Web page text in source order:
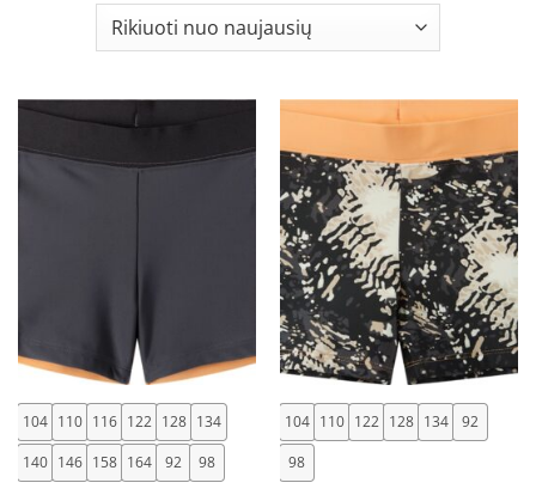
104 110 116 122 128 134
140 146 158 164 92 98
104 110 122 128 134
92
98